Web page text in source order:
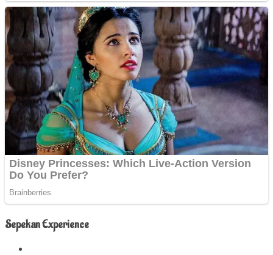
Sepekan Experience